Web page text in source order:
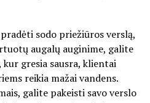
sodo priežiūros verslą,
augalų auginime, galite
gresia sausra, klientai
reikia mažai vandens.
galite pakeisti savo verslo